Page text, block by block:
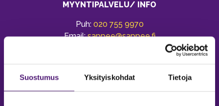
Suostumus Yksityiskohdat Tietoja
MYYNTIPALVELU/ INFO
Puh: 020 755 9970
Email:sappee@sappee.fi